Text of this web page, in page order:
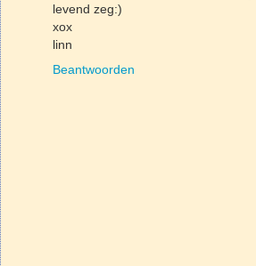
levend zeg:)
xox
linn
Beantwoorden